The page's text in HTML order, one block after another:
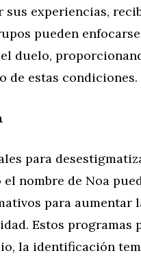
sus experiencias,
pueden
duelo,
de estas condiciones.
para
nombre de Noa
para aumentar
Estos programas
la identificación